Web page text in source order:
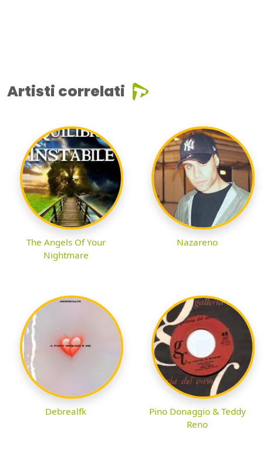
Artisti correlati
The Angels Of Your
Nightmare
Nazareno
Debrealfk
Pino Donaggio & Teddy
Reno